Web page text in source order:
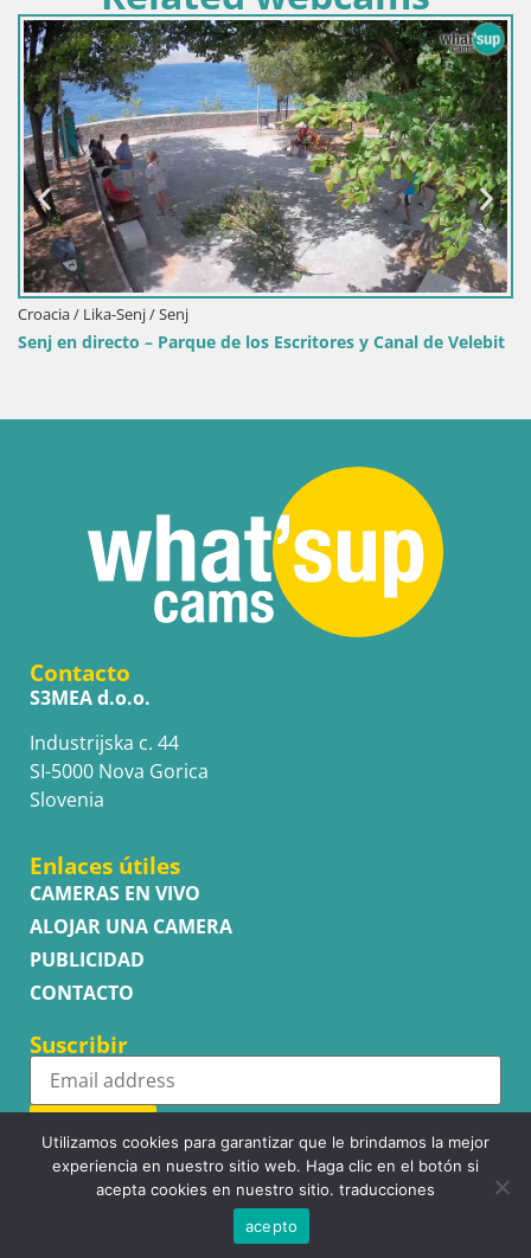
de los Escritores y Canal de Velebit
Eslovenia / Savinjska
Webcam lago
Contacto
S3MEA d.o.o.
Industrijska c. 44
SI-5000 Nova Gorica
Slovenia
Enlaces útiles
CAMERAS EN VIVO
ALOJAR UNA CAMERA
PUBLICIDAD
CONTACTO
Suscribir
Subscribe
Copyright © WhatsupCams 2016 - 2026. All right reserved.
Utilizamos cookies para garantizar que le brindamos la mejor
experiencia en nuestro sitio web. Haga clic en el botón si
acepta cookies en nuestro sitio. traducciones
acepto